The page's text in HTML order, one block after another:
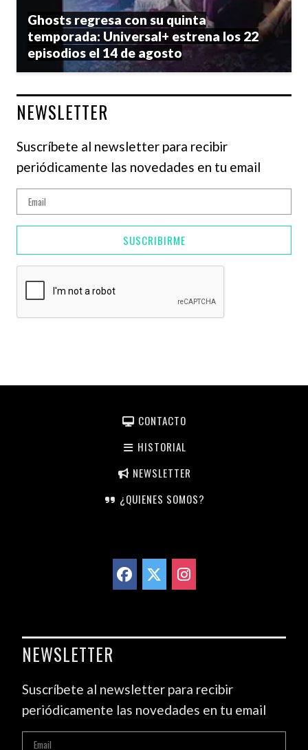
Ghosts regresa con su quinta
temporada: Universal+ estrena los 22
episodios el 14 de agosto
NEWSLETTER
Suscríbete al newsletter para recibir
periódicamente las novedades en tu email
SUSCRIBIRME
CONTACTO
HISTORIAL
NEWSLETTER
¿QUIENES SOMOS?
NEWSLETTER
Suscríbete al newsletter para recibir
periódicamente las novedades en tu email